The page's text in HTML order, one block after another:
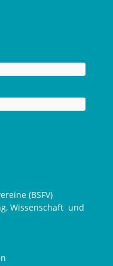
(BSFV)
Wissenschaft und